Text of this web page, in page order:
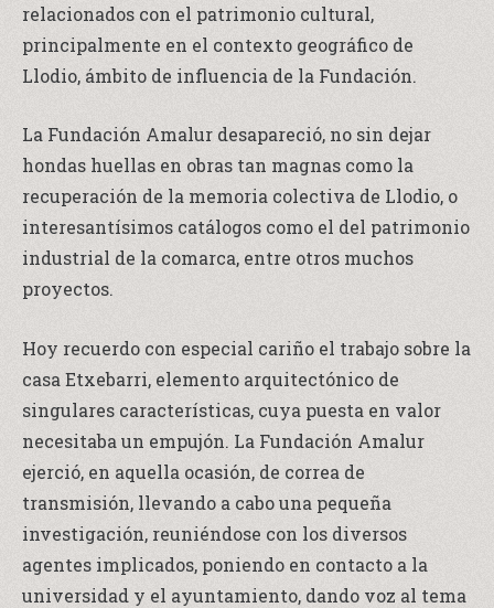
relacionados con el patrimonio cultural,
principalmente en el contexto geográfico de
Llodio, ámbito de influencia de la Fundación.
La Fundación Amalur desapareció, no sin dejar
hondas huellas en obras tan magnas como la
recuperación de la memoria colectiva de Llodio, o
interesantísimos catálogos como el del patrimonio
industrial de la comarca, entre otros muchos
proyectos.
Hoy recuerdo con especial cariño el trabajo sobre la
casa Etxebarri, elemento arquitectónico de
singulares características, cuya puesta en valor
necesitaba un empujón. La Fundación Amalur
ejerció, en aquella ocasión, de correa de
transmisión, llevando a cabo una pequeña
investigación, reuniéndose con los diversos
agentes implicados, poniendo en contacto a la
universidad y el ayuntamiento, dando voz al tema